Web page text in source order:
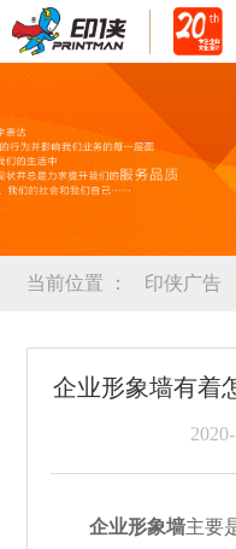
当前位置 ： 印侠广告
企业形象墙有着
企业形象墙主要